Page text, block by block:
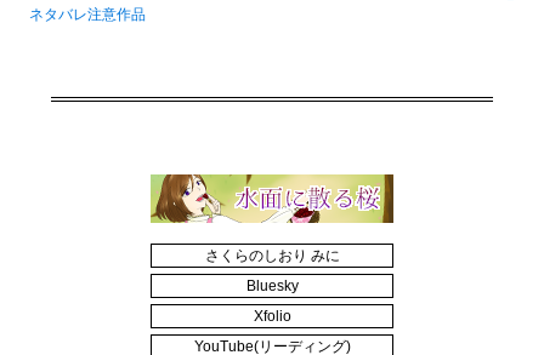
ネタバレ注意作品
さくらのしおり みに
Bluesky
Xfolio
YouTube(リーディング)